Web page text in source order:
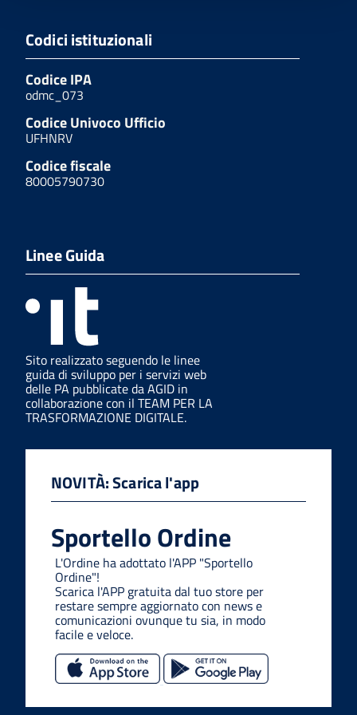
Codici istituzionali
Codice IPA
odmc_073
Codice Univoco Ufficio
UFHNRV
Codice fiscale
80005790730
Linee Guida
Sito realizzato seguendo le linee
guida di sviluppo per i servizi web
delle PA pubblicate da AGID in
collaborazione con il TEAM PER LA
TRASFORMAZIONE DIGITALE.
NOVITÀ: Scarica l'app
Sportello Ordine
L'Ordine ha adottato l'APP "Sportello
Ordine"!
Scarica l'APP gratuita dal tuo store per
restare sempre aggiornato con news e
comunicazioni ovunque tu sia, in modo
facile e veloce.